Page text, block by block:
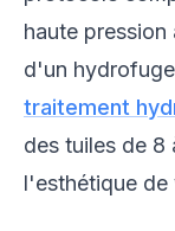
haute
d'un
traitement
des tuiles de 8
l'esthétique de